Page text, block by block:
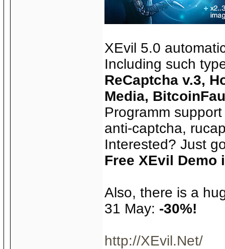
XEvil 5.0
Including such
ReCaptcha v.3,
Media,
Programm
anti-captcha,
Interested? Just
Free XEvil Demo
Also, there is a
31 May: -30%!
http://XEvil.Net/